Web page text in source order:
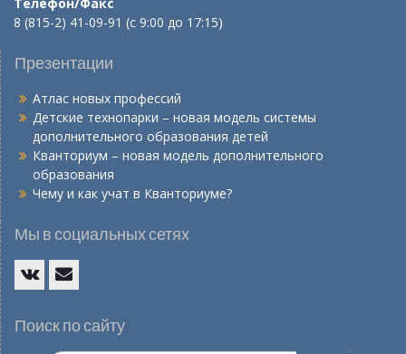
8 (815-2) 41-09-91 (с 9:00 до 17:15)
Презентации
Атлас новых профессий
Детские технопарки – новая модель системы
дополнительного образования детей
Кванториум – новая модель дополнительного
образования
Чему и как учат в Кванториуме?
Мы в социальных сетях
mail
Поиск по сайту